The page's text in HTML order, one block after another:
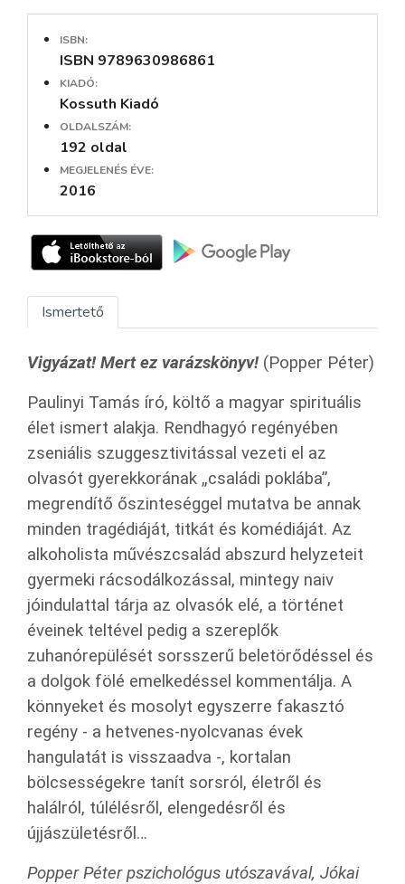
ISBN:
ISBN 9789630986861
KIADÓ:
Kossuth Kiadó
OLDALSZÁM:
192 oldal
MEGJELENÉS ÉVE:
2016
Ismertető
Vigyázat! Mert ez varázskönyv! (Popper Péter)
Paulinyi Tamás író, költő a magyar spirituális
élet ismert alakja. Rendhagyó regényében
zseniális szuggesztivitással vezeti el az
olvasót gyerekkorának „családi poklába”,
megrendítő őszinteséggel mutatva be annak
minden tragédiáját, titkát és komédiáját. Az
alkoholista művészcsalád abszurd helyzeteit
gyermeki rácsodálkozással, mintegy naiv
jóindulattal tárja az olvasók elé, a történet
éveinek teltével pedig a szereplők
zuhanórepülését sorsszerű beletörődéssel és
a dolgok fölé emelkedéssel kommentálja. A
könnyeket és mosolyt egyszerre fakasztó
regény - a hetvenes-nyolcvanas évek
hangulatát is visszaadva -, kortalan
bölcsességekre tanít sorsról, életről és
halálról, túlélésről, elengedésről és
újjászületésről…
Popper Péter pszichológus utószavával, Jókai